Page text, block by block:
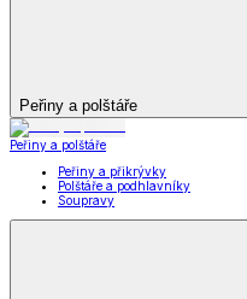
Peřiny a polštáře
Peřiny a polštáře
Peřiny a přikrývky
Polštáře a podhlavníky
Soupravy